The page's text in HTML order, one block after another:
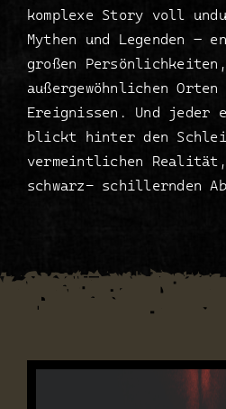
komplexe Story voll
Mythen und Legenden –
großen Persönlichkeiten,
außergewöhnlichen
Ereignissen. Und jeder
blickt hinter den
vermeintlichen
schwarz- schillernden